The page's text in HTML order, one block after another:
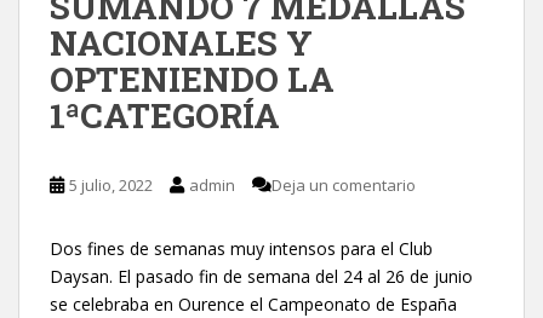
NACIONALES Y
OPTENIENDO LA
1ªCATEGORÍA
5 julio, 2022 admin Deja un comentario
Dos fines de semanas muy intensos para el Club
Daysan. El pasado fin de semana del 24 al 26 de junio
se celebraba en Ourence el Campeonato de España